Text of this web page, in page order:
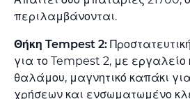
περιλαμβάνονται.
Θήκη Tempest 2:
για το Tempest 2, με εργαλείο
θαλάμου, μαγνητικό καπάκι
χρήσεων και ενσωματωμένο